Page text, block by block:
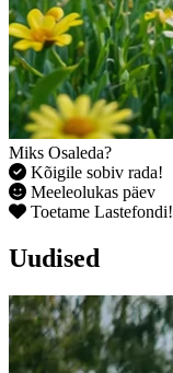
Miks Osaleda?
Kõigile sobiv rada!
Meeleolukas päev
Toetame Lastefondi!
Uudised